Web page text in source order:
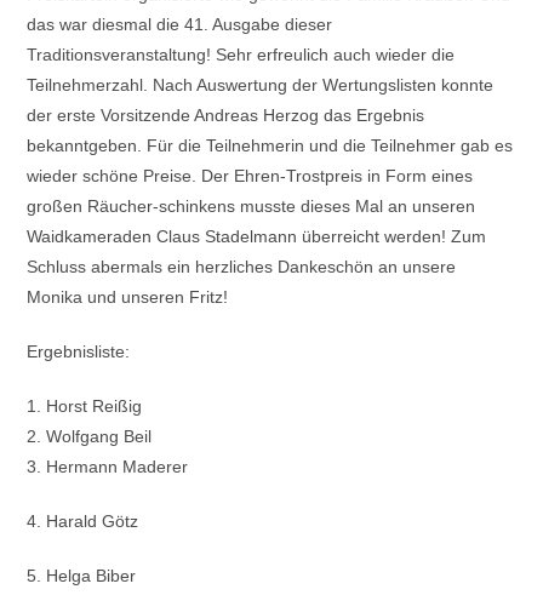
das war diesmal die 41. Ausgabe dieser
Traditionsveranstaltung! Sehr erfreulich auch wieder die
Teilnehmerzahl. Nach Auswertung der Wertungslisten konnte
der erste Vorsitzende Andreas Herzog das Ergebnis
bekanntgeben. Für die Teilnehmerin und die Teilnehmer gab es
wieder schöne Preise. Der Ehren-Trostpreis in Form eines
großen Räucher-schinkens musste dieses Mal an unseren
Waidkameraden Claus Stadelmann überreicht werden! Zum
Schluss abermals ein herzliches Dankeschön an unsere
Monika und unseren Fritz!
Ergebnisliste:
1. Horst Reißig
2. Wolfgang Beil
3. Hermann Maderer
4. Harald Götz
5. Helga Biber